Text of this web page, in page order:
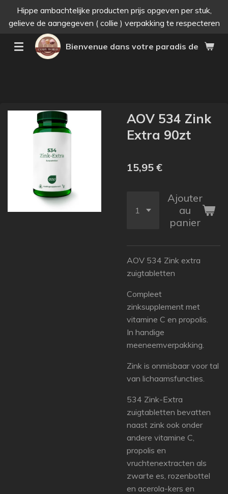
Passer
au
principal
Bienvenue dans votre paradis des
Hippe ambachtelijke producten prijs opgeven per stuk,
gelieve de aangegeven ( collie ) verpakking te respecteren
AOV 534 Zink
Extra 90zt
15,95 €
Ajouter
au
panier
AOV 534 Zink extra
zuigtabletten
Compleet
zinksupplement met
vitamine C en propolis.
In handige
meeneemverpakking.
Zink is onmisbaar voor tal
van lichaamsfuncties.
534 Zink-Extra
zuigtabletten bevatten
naast zink ook onder
andere vitamine C,
propolis en
vruchtenextracten als
zwarte es, rozenbottel
en acerola-kers en